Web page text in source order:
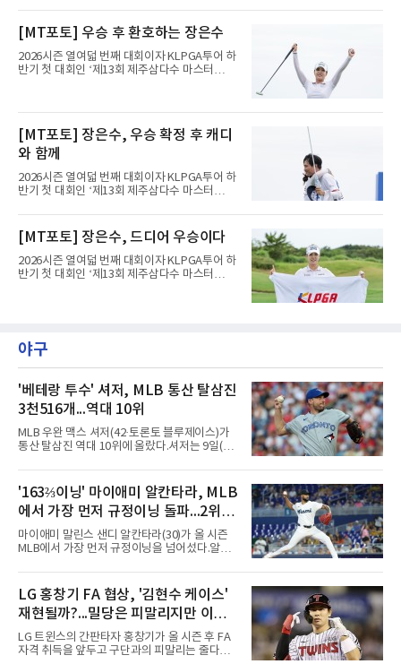
다 16번 홀(파4)에서 두 번째 샷을 홀 3ｍ에 붙여
제주도 서귀포시에 위치한 테디밸리 골프앤리조
트(파72/6,767야드)에서 열리고 있다.9일 현재
최종라운드 경기가 펼쳐지고 있다.장은수가 18
번 홀에서 진행된 시상식에서 포즈를 취하고 있
다.
[MT포토] 우승 후 환호하는 장은수
2026시즌 열여덟 번째 대회이자 KLPGA투어 하
반기 첫 대회인 ‘제13회 제주삼다수 마스터
트(파72/6,767야드)에서 열리고 있다.9일 현재
번 홀에서 진행된 시상식에서 포즈를 취하고 있
다.
[MT포토] 장은수, 우승 확정 후 캐디
와 함께
2026시즌 열여덟 번째 대회이자 KLPGA투어 하
반기 첫 대회인 ‘제13회 제주삼다수 마스터
제주도 서귀포시에 위치한 테디밸리 골프앤리조
트(파72/6,767야드)에서 열리고 있다.9일 현재
최종라운드 경기가 펼쳐지고 있다.장은수가 18
번 홀에서 진행된 시상식에서 포즈를 취하고 있
다.
[MT포토] 장은수, 드디어 우승이다
2026시즌 열여덟 번째 대회이자 KLPGA투어 하
반기 첫 대회인 ‘제13회 제주삼다수 마스터
번 홀에서 진행된 시상식에서 포즈를 취하고 있
다.
야구
'베테랑 투수' 셔저, MLB 통산 탈삼진
3천516개...역대 10위
MLB 우완 맥스 셔저(42·토론토 블루제이스)가
통산 탈삼진 역대 10위에 올랐다.셔저는 9일(한
서 열린 필라델피아 필리스와의 원정 경기에 선
발 등판해 5⅓이닝 4탈삼진을 기록, 통산 3천
516개를 쌓아 월터 존슨(3천515개)을 1개 차로
제쳤다.이 부문 1위는 놀런 라이언(5천714개)이
며 랜디 존슨(4천875개), 로저 클레먼스(4천672
개), 스티브 칼턴(4천136개)이 뒤를 잇는다.현역
중에서는 올 시즌 후 은퇴하는 통산 8위 저스틴
두 2위다. 올해 토론토와 1년 300만 달러에 재계
약한 그는 9위 게일로드 페리(3
'163⅔이닝' 마이애미 알칸타라, MLB
에서 가장 먼저 규정이닝 돌파...2위와
14이닝 차
마이애미 말린스 샌디 알칸타라(30)가 올 시즌
MLB에서 가장 먼저 규정이닝을 넘어섰다.알칸
크에서 열린 로스앤젤레스 에인절스전에 선발
등판해 7이닝 3피안타 무실점을 기록, 7-0 승리
를 이끌며 시즌 13승(6패)을 올렸다. 평균자책점
은 3.52로 떨어졌고, 3회를 마쳤을 때 통산 1천
226이닝을 기록해 리키 놀라스코의 구단 최다
이닝(1천225⅔이닝)을 경신했다.시즌 소화 이닝
은 163⅔이닝으로 규정이닝 162이닝을 통과했
LG 홍창기 FA 협상, '김현수 케이스'
재현될까?...밀당은 피말리지만 이적
가능성은 낮아
LG 트윈스의 간판타자 홍창기가 올 시즌 후 FA
자격 취득을 앞두고 구단과의 피말리는 줄다리